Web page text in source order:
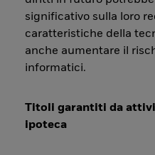
significativo sulla loro
caratteristiche della
anche aumentare il
informatici.
Titoli garantiti da
ipoteca